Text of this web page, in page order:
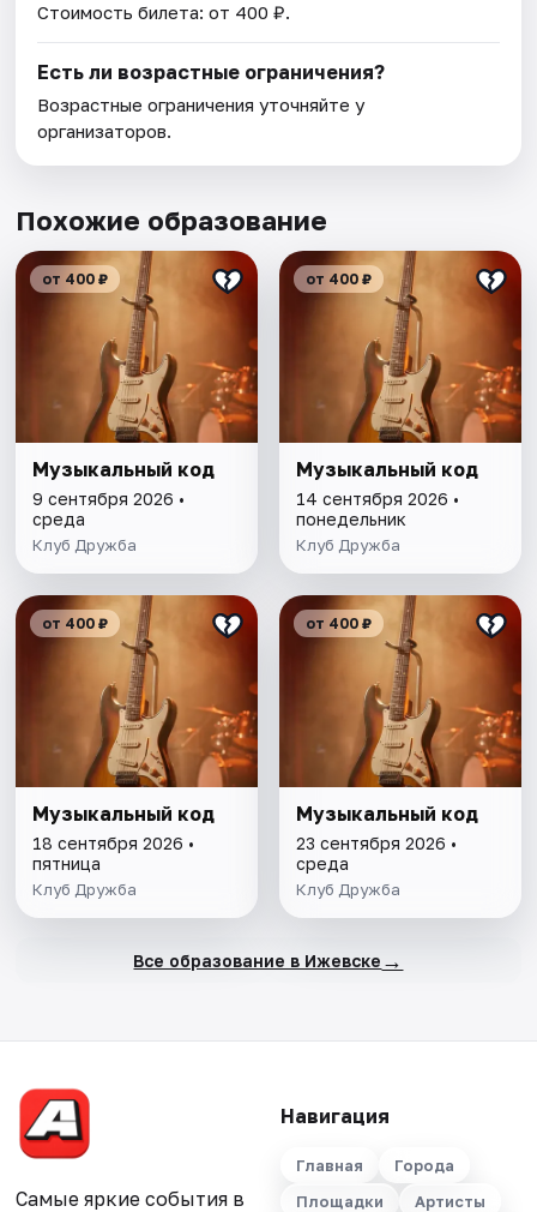
Стоимость билета: от 400 ₽.
Есть ли возрастные ограничения?
Возрастные ограничения уточняйте у
организаторов.
Похожие образование
от 400 ₽
Музыкальный код
9 сентября 2026 •
среда
Клуб Дружба
от 400 ₽
Музыкальный код
14 сентября 2026 •
понедельник
Клуб Дружба
от 400 ₽
Музыкальный код
18 сентября 2026 •
пятница
Клуб Дружба
от 400 ₽
Музыкальный код
23 сентября 2026 •
среда
Клуб Дружба
Все образование в Ижевске →
Самые яркие события в
Навигация
Главная
Города
Площадки
Артисты